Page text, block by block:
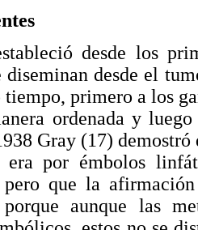
desde los
diseminan desde el
primero a los
ordenada y
Gray (17)
era por émbolos
que la
porque aunque las